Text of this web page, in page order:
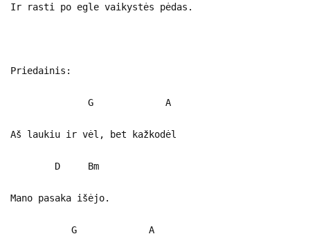
Ir rasti po egle vaikystės pėdas.
Priedainis:
G A
Aš laukiu ir vėl, bet kažkodėl
D Bm
Mano pasaka išėjo.
G A